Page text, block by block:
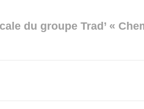
du groupe Trad’ «